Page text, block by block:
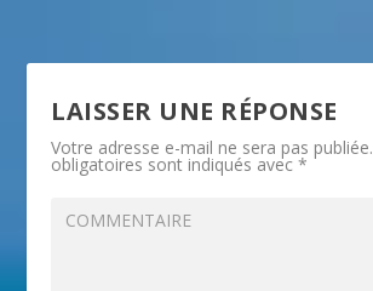
LAISSER UNE RÉPONSE
Votre adresse e-mail ne sera pas publiée.
obligatoires sont indiqués avec*